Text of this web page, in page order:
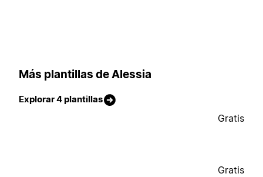
Más plantillas de Alessia
Explorar 4 plantillas
Gratis
Gratis